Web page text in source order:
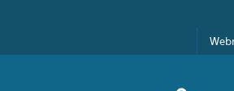
Formulário de